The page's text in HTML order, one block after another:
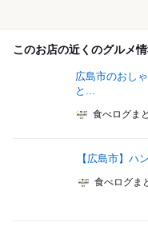
このお店の近くのグルメ
広島市のおし
と...
食べログま
【広島市】ハ
食べログま